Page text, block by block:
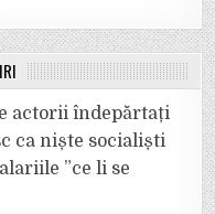
actorii îndepărtați
ca niște socialiști
”ce li se